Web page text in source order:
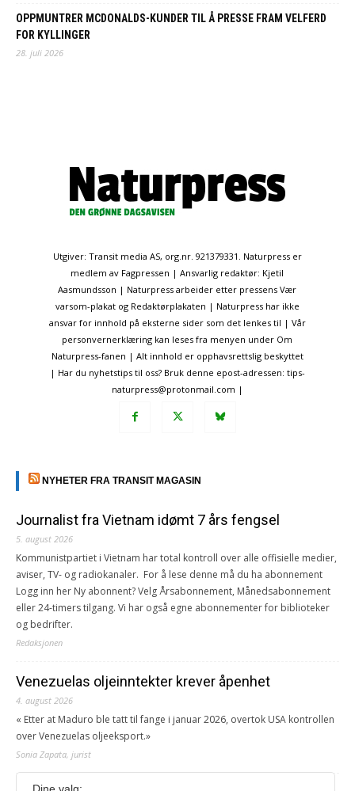
OPPMUNTRER MCDONALDS-KUNDER TIL Å PRESSE FRAM VELFERD
FOR KYLLINGER
28. juli 2026
Utgiver: Transit media AS, org.nr. 921379331. Naturpress er
medlem av Fagpressen | Ansvarlig redaktør: Kjetil
Aasmundsson | Naturpress arbeider etter pressens Vær
varsom-plakat og Redaktørplakaten | Naturpress har ikke
ansvar for innhold på eksterne sider som det lenkes til | Vår
personvernerklæring kan leses fra menyen under Om
Naturpress-fanen | Alt innhold er opphavsrettslig beskyttet
| Har du nyhetstips til oss? Bruk denne epost-adressen: tips-
naturpress@protonmail.com |
NYHETER FRA TRANSIT MAGASIN
Journalist fra Vietnam idømt 7 års fengsel
5. august 2026
Kommunistpartiet i Vietnam har total kontroll over alle offisielle medier,
aviser, TV- og radiokanaler. For å lese denne må du ha abonnement
Logg inn her Ny abonnent? Velg Årsabonnement, Månedsabonnement
eller 24-timers tilgang. Vi har også egne abonnementer for biblioteker
og bedrifter.
Redaksjonen
Venezuelas oljeinntekter krever åpenhet
4. august 2026
« Etter at Maduro ble tatt til fange i januar 2026, overtok USA kontrollen
over Venezuelas oljeeksport.»
Sonia Zapata, jurist